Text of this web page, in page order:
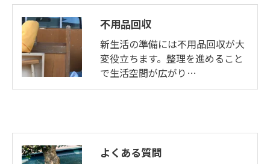
不用品回収
新生活の準備には不用品回収が大
変役立ちます。整理を進めること
で生活空間が広がり…
よくある質問